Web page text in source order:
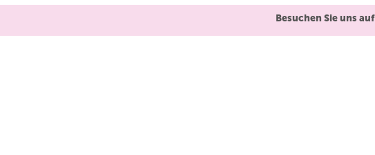
Besuchen Sie uns auf